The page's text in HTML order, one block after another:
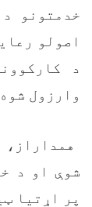
خدمتونو
اصولو
د
وارزول شوه
شوې او د
پر اړتیا